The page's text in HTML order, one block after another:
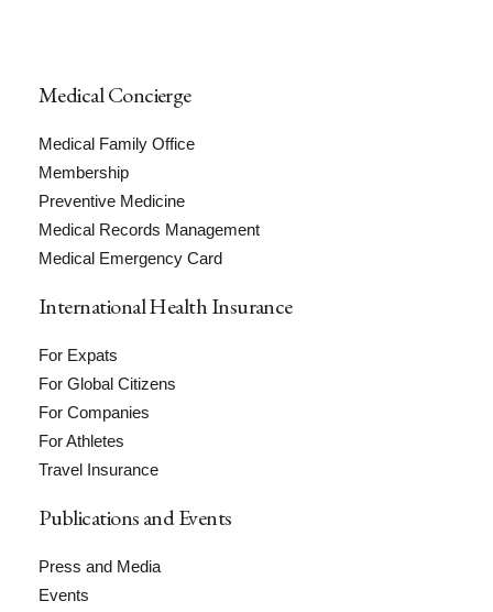
Medical Concierge
Medical Family Office
Membership
Preventive Medicine
Medical Records Management
Medical Emergency Card
International Health Insurance
For Expats
For Global Citizens
For Companies
For Athletes
Travel Insurance
Publications and Events
Press and Media
Events